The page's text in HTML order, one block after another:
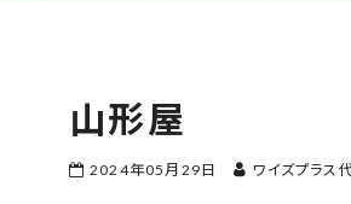
山形屋
2024年05月29日 ワイズプラス